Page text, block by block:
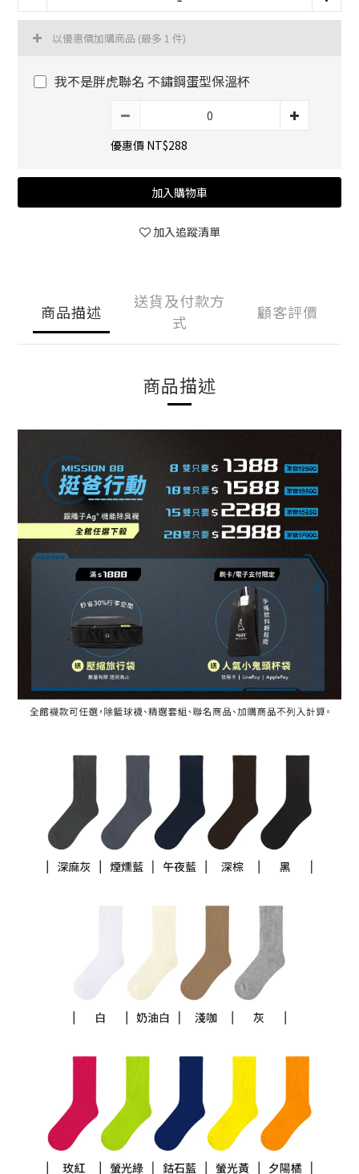
以優惠價加購商品 (最多 1 件)
我不是胖虎聯名 不鏽鋼蛋型保溫杯
優惠價 NT$288
加入購物車
加入追蹤清單
商品描述
送貨及付款方
式
顧客評價
商品描述